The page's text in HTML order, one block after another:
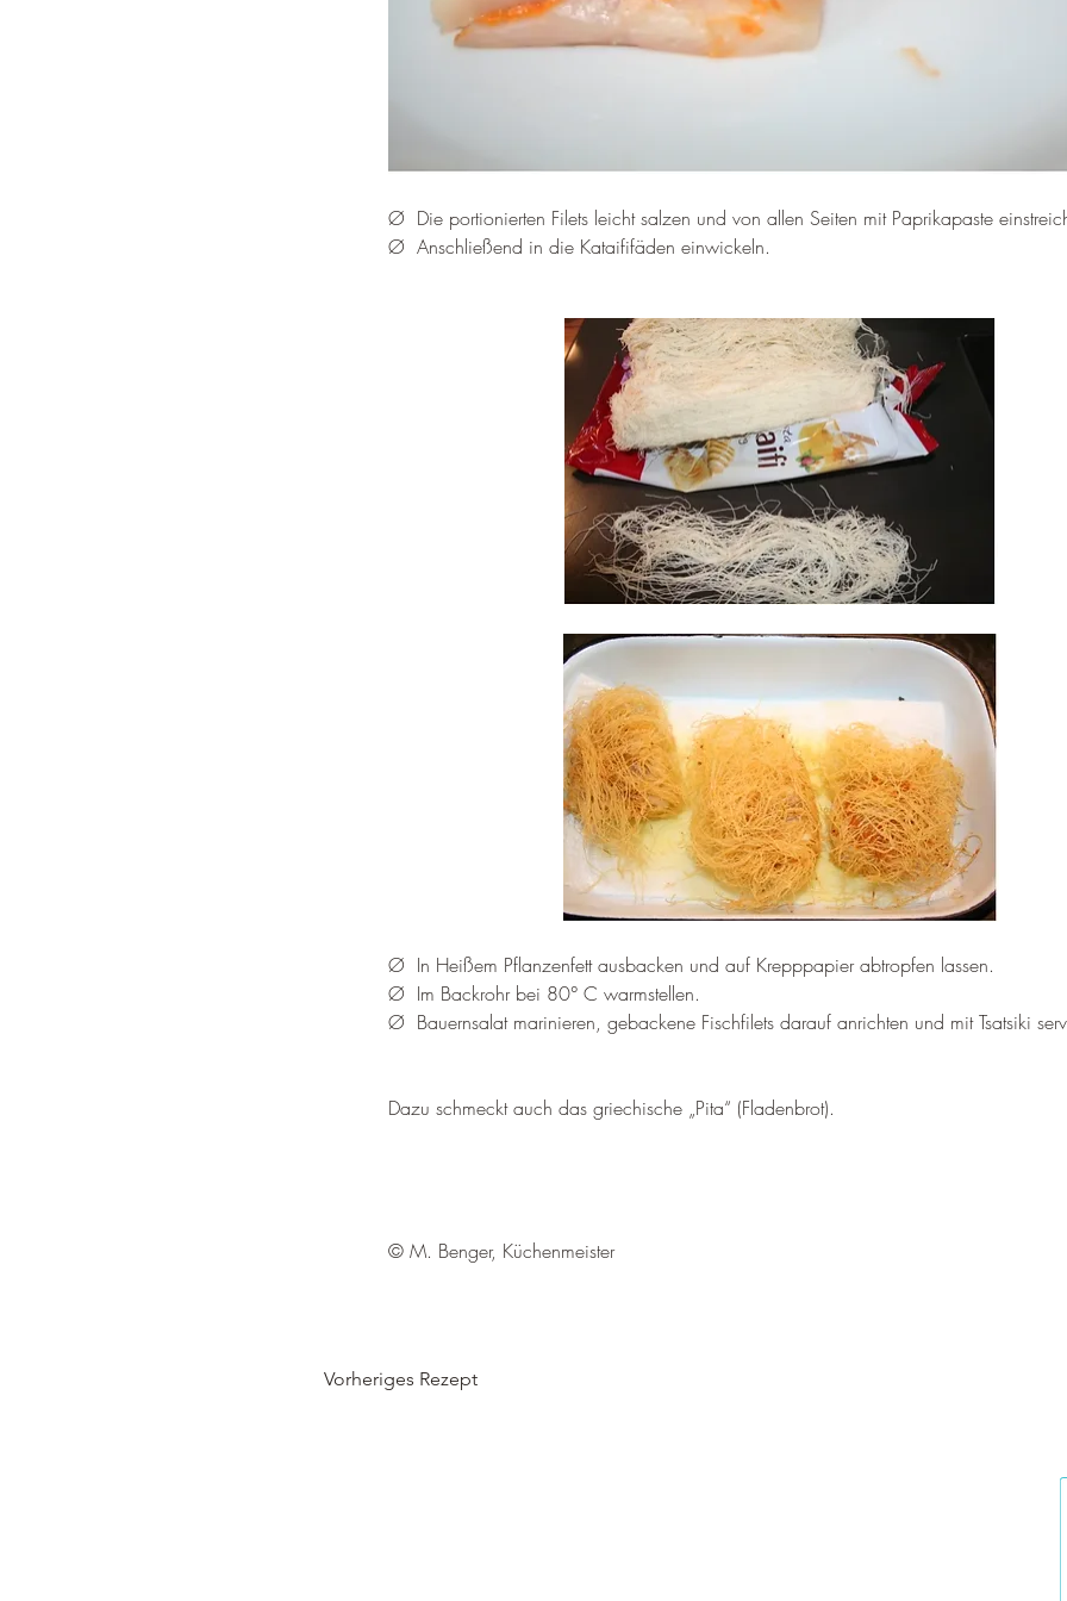
Ø Die portionierten Filets leicht salzen und von allen Seiten mit Paprikapaste
Ø  Anschließend in die Kataififäden einwickeln.
Ø  In Heißem Pflanzenfett ausbacken und auf Krepppapier abtropfen lassen.
Ø  Im Backrohr bei 80° C warmstellen.
Ø  Bauernsalat marinieren, gebackene Fischfilets darauf anrichten und mit Tsatsiki
Dazu schmeckt auch das griechische „Pita“ (Fladenbrot).
© M. Benger, Küchenmeister
Vorheriges Rezept